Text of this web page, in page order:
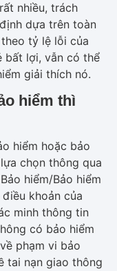
nhiều, trách
dựa trên toàn
tỷ lệ lỗi của
bất lợi, vẫn có thể
giải thích nó.
hiểm thì
hiểm hoặc bảo
chọn thông qua
hiểm/Bảo hiểm
khoản của
minh thông tin
có bảo hiểm
phạm vi bảo
tai nạn giao thông